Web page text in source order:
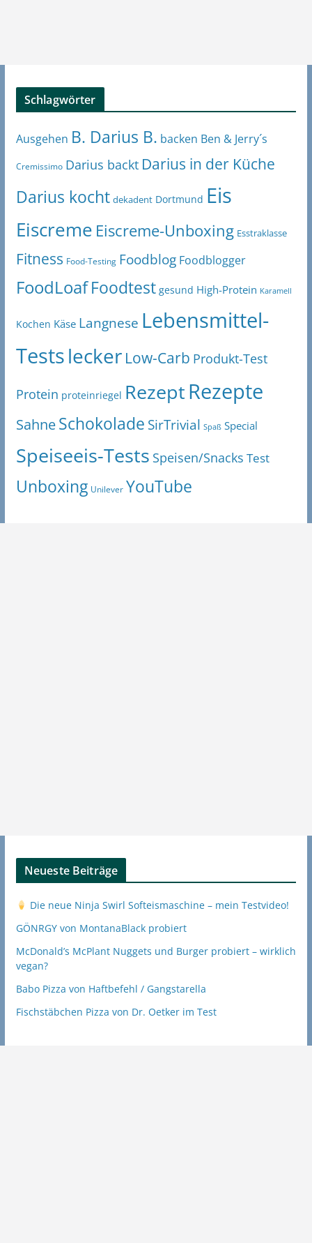
Schlagwörter
Ausgehen B. Darius B. backen Ben & Jerry´s
Cremissimo Darius backt Darius in der Küche
Darius kocht dekadent Dortmund Eis
Eiscreme Eiscreme-Unboxing Esstraklasse
Fitness Food-Testing Foodblog Foodblogger
FoodLoaf Foodtest gesund High-Protein Karamell
Kochen Käse Langnese Lebensmittel-
Testslecker Low-Carb Produkt-Test
Protein proteinriegel RezeptRezepte
SahneSchokolade SirTrivial Spaß Special
Speiseeis-Tests Speisen/Snacks Test
Unboxing Unilever YouTube
Neueste Beiträge
Die neue Ninja Swirl Softeismaschine – mein Testvideo!
GÖNRGY von MontanaBlack probiert
McDonald’s McPlant Nuggets und Burger probiert – wirklich
vegan?
Babo Pizza von Haftbefehl / Gangstarella
Fischstäbchen Pizza von Dr. Oetker im Test